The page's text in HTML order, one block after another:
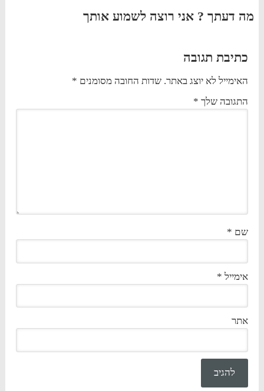
מה דעתך ? אני רוצה לשמוע אותך
כתיבת תגובה
האימייל לא יוצג באתר. שדות החובה מסומנים *
התגובה שלך *
שם *
אימייל *
אתר